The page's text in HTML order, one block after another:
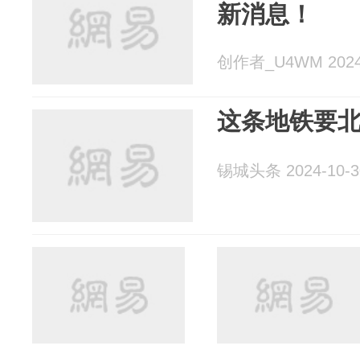
新消息！
创作者_U4WM
这条地铁要
锡城头条 2024-10-